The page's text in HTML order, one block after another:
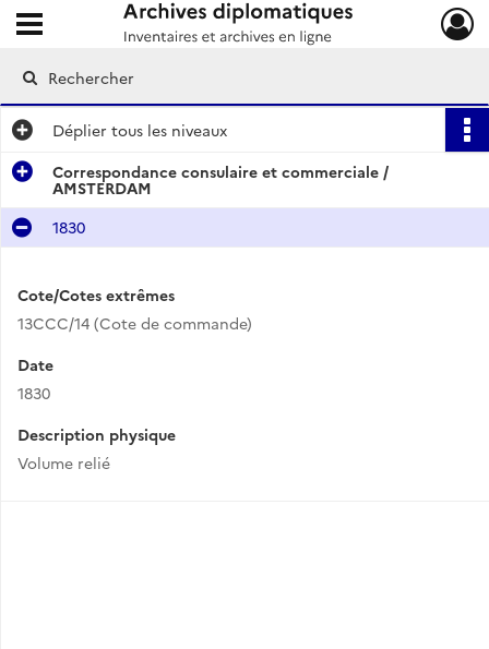
Archives diplomatiques
Ouvrir le menu déroulant
Déplier tous les niveaux
Correspondance consulaire et commerciale /
AMSTERDAM
1830
Cote/Cotes extrêmes
13CCC/14 (Cote de commande)
Date
1830
Description physique
Volume relié